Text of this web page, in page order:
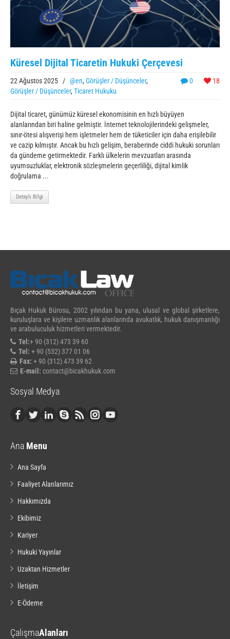
Küresel Dijital Ticaretin Hukuki Çerçevesi
0 18
22 Ağustos 2025 / @en, Görüşler / Düşünceler,
Görüşler / Düşünceler, Ticaret Hukuku
Dijital ticaret, günümüz küresel ekonomisinin en hızlı büyüyen
alanlarından biri haline gelmiştir. İnternet teknolojilerindeki gelişmeler,
sınır-ötesi alışverişi hem işletmeler hem de tüketiciler için daha erişilebilir
ve cazip kılmıştır. Ancak bu hızlı gelişim, beraberinde ciddi hukuki sorunları
da gündeme getirmektedir. Farklı ülkelerin mevzuatları arasında
uyumsuzluklar, elektronik sözleşmelerin geçerliliği, dijital kimlik
doğrulama ...
Detaylı Bilgi
Bıçak Hukuk Bürosu, 2002 yılından bu yana, ulusal ve global şirketlere,
kuruluşlara ve kişilere uzmanlık alanlarında avukatlık, hukuk danışmanlığı
ve arabuluculuk hizmetleri vermektedir.
Tel:+ 90 (312) 473 39 60
Tel: + 90 (532) 377 01 06
Fax: + 90 (312) 473 39 62
E-mail: contact@bicakhukuk.com
Sosyal Medya
Ana Menu
Ana Sayfa
Faaliyet Alanlarımız
Hakkımızda
Ekibimiz
Kariyer
Hukuki Yayınlar
Uzaktan Hizmetler
İletişim
E-Ödeme
ÇalışmaAlanları